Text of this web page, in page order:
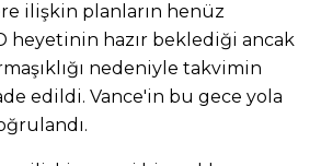
ilişkin planların henüz
heyetinin hazır beklediği ancak
nedeniyle takvimin
edildi. Vance'in bu gece yola